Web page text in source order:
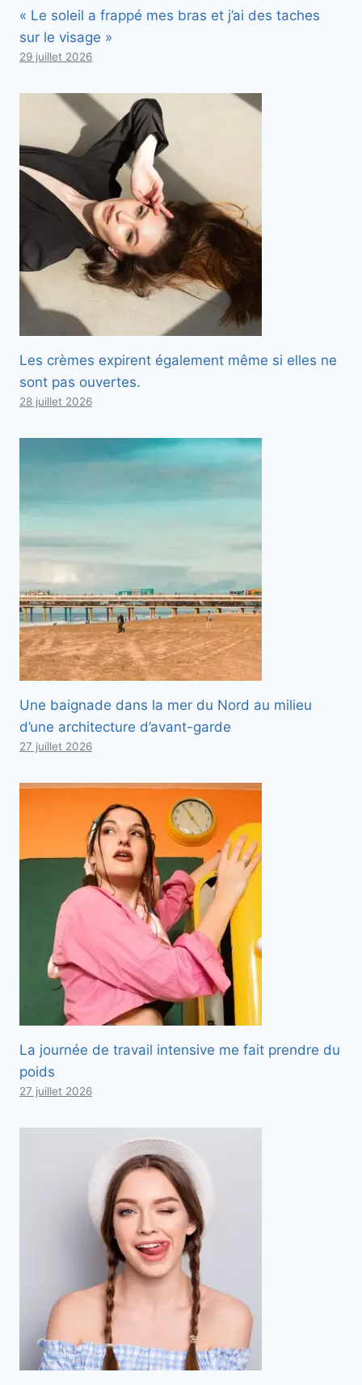
« Le soleil a frappé mes bras et j’ai des taches
sur le visage »
29 juillet 2026
Les crèmes expirent également même si elles ne
sont pas ouvertes.
28 juillet 2026
Une baignade dans la mer du Nord au milieu
d’une architecture d’avant-garde
27 juillet 2026
La journée de travail intensive me fait prendre du
poids
27 juillet 2026